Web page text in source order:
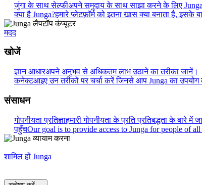
जुंगा के साथ सेल्फीअपने समुदाय के साथ साझा करने के लिए
क्या है Junga?हमारे प्लेटफ़ॉर्म को इतना खास क्या बनाता है, इसके
मदद
खोजें
ज्ञान आधारअपने अनुभव से अधिकतम लाभ उठाने का तरीका जानें।
कनेक्टआइए उन तरीकों पर चर्चा करें जिनसे आप Junga का उपयोग
संसाधन
गोपनीयता प्रतिज्ञाहमारी गोपनीयता के प्रति प्रतिबद्धता के बारे में
पहुँचOur goal is to provide access to Junga for people of
शामिल हों Junga